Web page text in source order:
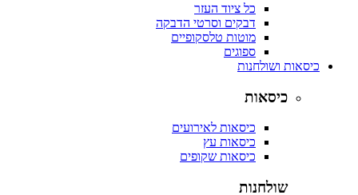
כל ציוד העזר
דבקים וסרטי הדבקה
מוטות טלסקופיים
ספוגים
כיסאות ושולחנות
כיסאות
כיסאות לאירועים
כיסאות עץ
כיסאות שקופים
שולחנות